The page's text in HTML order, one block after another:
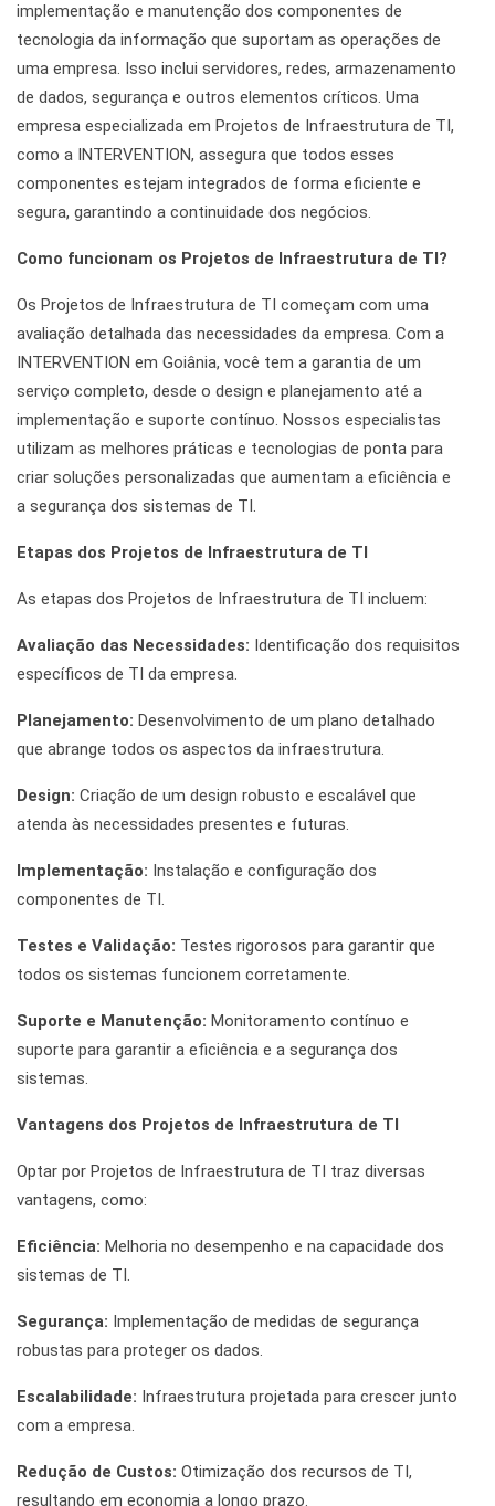
implementação e manutenção dos componentes de
tecnologia da informação que suportam as operações de
uma empresa. Isso inclui servidores, redes, armazenamento
de dados, segurança e outros elementos críticos. Uma
empresa especializada em Projetos de Infraestrutura de TI,
como a INTERVENTION, assegura que todos esses
componentes estejam integrados de forma eficiente e
segura, garantindo a continuidade dos negócios.
Como funcionam os Projetos de Infraestrutura de TI?
Os Projetos de Infraestrutura de TI começam com uma
avaliação detalhada das necessidades da empresa. Com a
INTERVENTION em Goiânia, você tem a garantia de um
serviço completo, desde o design e planejamento até a
implementação e suporte contínuo. Nossos especialistas
utilizam as melhores práticas e tecnologias de ponta para
criar soluções personalizadas que aumentam a eficiência e
a segurança dos sistemas de TI.
Etapas dos Projetos de Infraestrutura de TI
As etapas dos Projetos de Infraestrutura de TI incluem:
Avaliação das Necessidades: Identificação dos requisitos
específicos de TI da empresa.
Planejamento: Desenvolvimento de um plano detalhado
que abrange todos os aspectos da infraestrutura.
Design: Criação de um design robusto e escalável que
atenda às necessidades presentes e futuras.
Implementação: Instalação e configuração dos
componentes de TI.
Testes e Validação: Testes rigorosos para garantir que
todos os sistemas funcionem corretamente.
Suporte e Manutenção: Monitoramento contínuo e
suporte para garantir a eficiência e a segurança dos
sistemas.
Vantagens dos Projetos de Infraestrutura de TI
Optar por Projetos de Infraestrutura de TI traz diversas
vantagens, como:
Eficiência: Melhoria no desempenho e na capacidade dos
sistemas de TI.
Segurança: Implementação de medidas de segurança
robustas para proteger os dados.
Escalabilidade: Infraestrutura projetada para crescer junto
com a empresa.
Redução de Custos: Otimização dos recursos de TI,
resultando em economia a longo prazo.